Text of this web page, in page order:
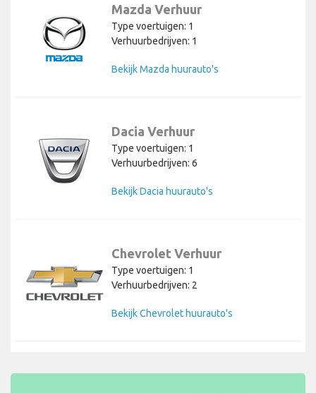
Mazda Verhuur
Type voertuigen: 1
Verhuurbedrijven: 1
Bekijk Mazda huurauto's
Dacia Verhuur
Type voertuigen: 1
Verhuurbedrijven: 6
Bekijk Dacia huurauto's
Chevrolet Verhuur
Type voertuigen: 1
Verhuurbedrijven: 2
Bekijk Chevrolet huurauto's